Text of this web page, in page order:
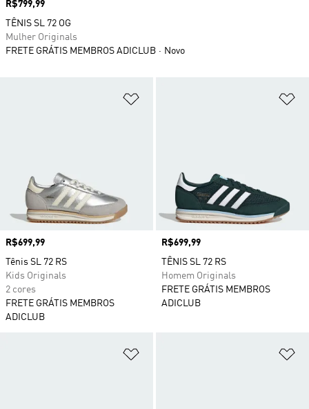
Preço
R$699,99
Tênis SL 72 RS
Kids Originals
2 cores
FRETE GRÁTIS MEMBROS
ADICLUB
Preço
R$699,99
TÊNIS SL 72 RS
Homem Originals
FRETE GRÁTIS MEMBROS
ADICLUB
Preço
R$799,99
TÊNIS SL 72 OG
Mulher Originals
FRETE GRÁTIS MEMBROS ADICLUB
Novo